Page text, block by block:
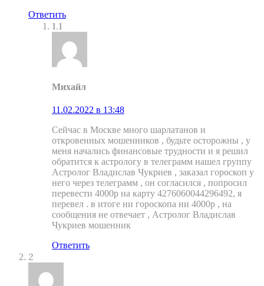
Ответить
1.1
Михайл
11.02.2022 в 13:48
Сейчас в Москве много шарлатанов и
откровенных мошенников , будьте осторожны , у
меня начались финансовые трудности и я решил
обратится к астрологу в телеграмм нашел группу
Астролог Владислав Чукриев , заказал гороскоп у
него через телеграмм , он согласился , попросил
перевести 4000р на карту 4276060044296492, я
перевел . в итоге ни гороскопа ни 4000р , на
сообщения не отвечает , Астролог Владислав
Чукриев мошенник
Ответить
2